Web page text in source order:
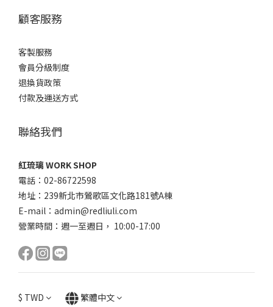
顧客服務
客製服務
會員分級制度
退換貨政策
付款及運送方式
聯絡我們
紅琉璃 WORK SHOP
電話：02-86722598
地址：239新北市鶯歌區文化路181號A棟
E-mail：admin@redliuli.com
營業時間：週一至週日， 10:00-17:00
$ TWD 繁體中文